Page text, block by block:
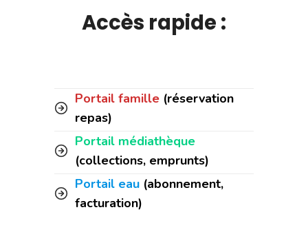
Accès rapide :
Portail famille (réservation
repas)
Portail médiathèque
(collections, emprunts)
Portail eau (abonnement,
facturation)